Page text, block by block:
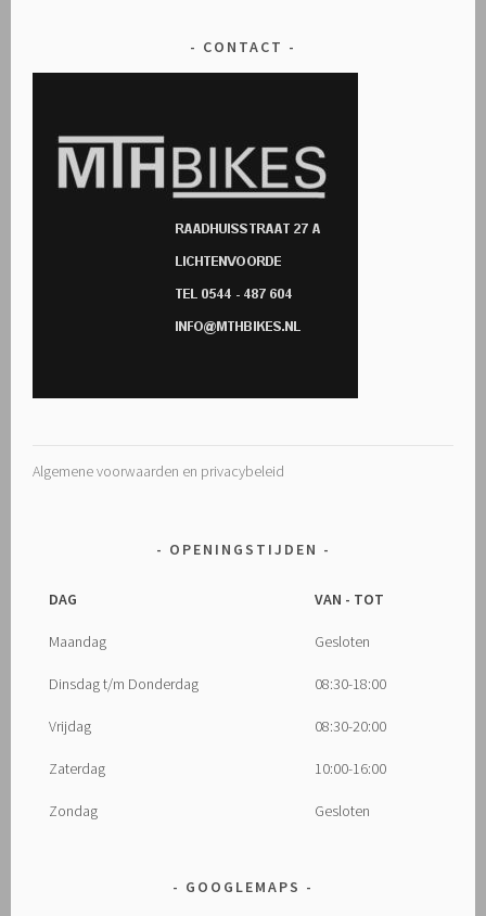
CONTACT
Algemene voorwaarden en privacybeleid
OPENINGSTIJDEN
DAG VAN - TOT
Maandag Gesloten
Dinsdag t/m Donderdag 08:30-18:00
Vrijdag 08:30-20:00
Zaterdag 10:00-16:00
Zondag Gesloten
GOOGLEMAPS